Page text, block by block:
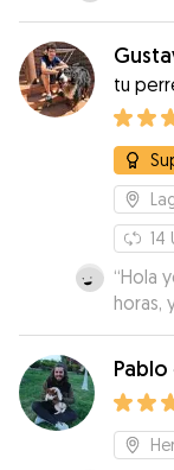
tu
14
“Hola
horas,
Pablo ·